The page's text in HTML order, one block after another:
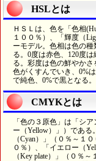
HSLとは
ＨＳＬは、色を「色相
１００％）、「輝度（
ーモデル。色相は色の
る。0度は赤色、120度
る。彩度は色の鮮やか
色がくすんでいき、0%
で純色、0%で黒となる。
CMYKとは
「色の３原色」は「シ
ー（Yellow）」）であ
（Cyan）」（０％～１
０％）、「イエロー（
（Key plate）」（０％